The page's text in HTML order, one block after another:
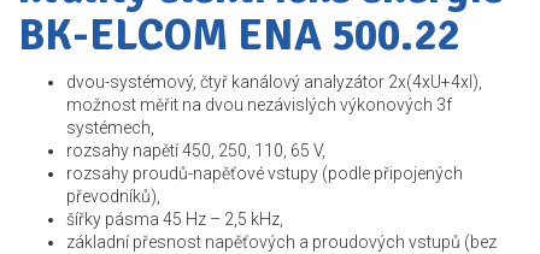
BK-ELCOM ENA 500.22
dvou-systémový, čtyř kanálový analyzátor 2x(4xU+4xI),
možnost měřit na dvou nezávislých výkonových 3f
systémech,
rozsahy napětí 450, 250, 110, 65 V,
rozsahy proudů-napěťové vstupy (podle připojených
převodníků),
šířky pásma 45 Hz – 2,5 kHz,
základní přesnost napěťových a proudových vstupů (bez